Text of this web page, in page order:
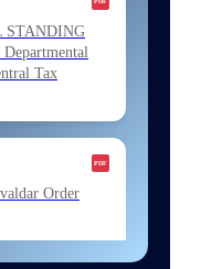
STANDING
Tax
Order